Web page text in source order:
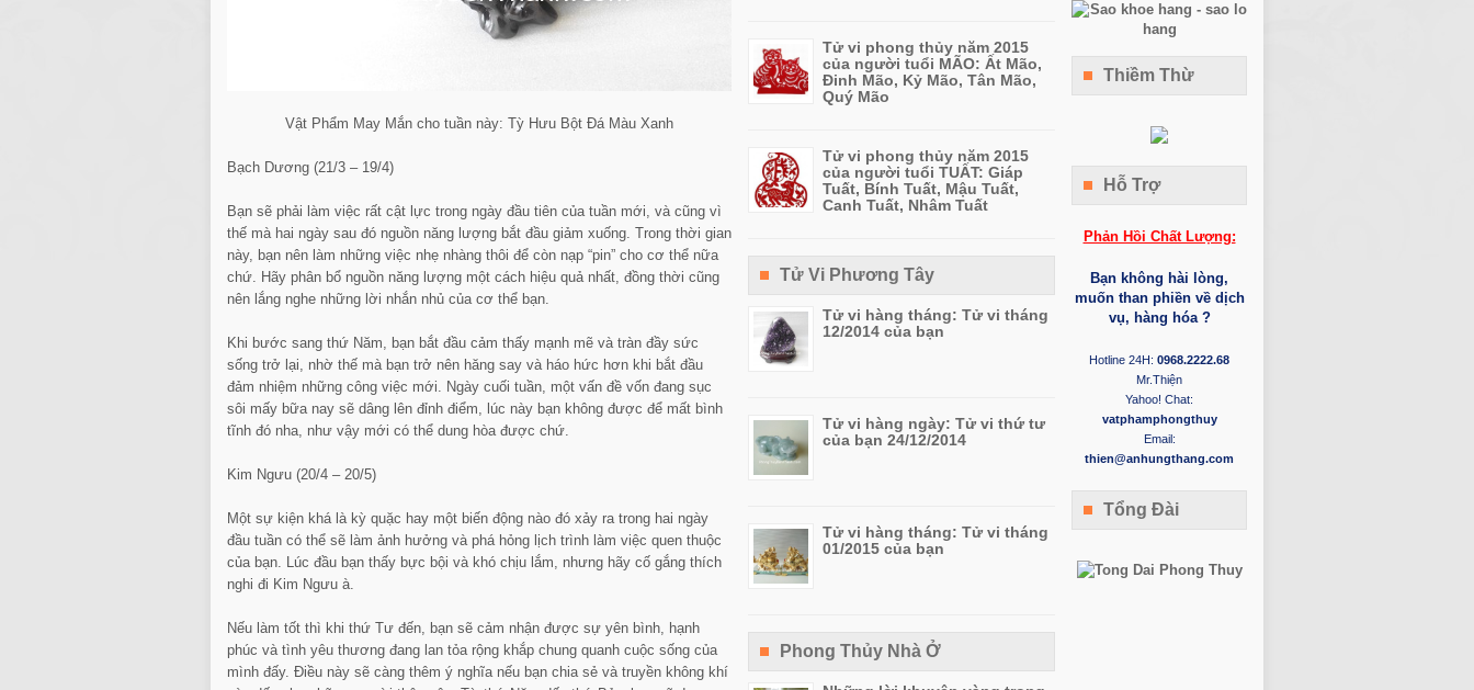
Vật Phẩm May Mắn cho tuần này: Tỳ Hưu Bột Đá Màu Xanh
Bạch Dương (21/3 – 19/4)
Bạn sẽ phải làm việc rất cật lực trong ngày đầu tiên của tuần mới, và cũng vì
thế mà hai ngày sau đó nguồn năng lượng bắt đầu giảm xuống. Trong thời gian
này, bạn nên làm những việc nhẹ nhàng thôi để còn nạp “pin” cho cơ thể nữa
chứ. Hãy phân bổ nguồn năng lượng một cách hiệu quả nhất, đồng thời cũng
nên lắng nghe những lời nhắn nhủ của cơ thể bạn.
Khi bước sang thứ Năm, bạn bắt đầu cảm thấy mạnh mẽ và tràn đầy sức
sống trở lại, nhờ thế mà bạn trở nên hăng say và háo hức hơn khi bắt đầu
đảm nhiệm những công việc mới. Ngày cuối tuần, một vấn đề vốn đang sục
sôi mấy bữa nay sẽ dâng lên đỉnh điểm, lúc này bạn không được để mất bình
tĩnh đó nha, như vậy mới có thể dung hòa được chứ.
Kim Ngưu (20/4 – 20/5)
Một sự kiện khá là kỳ quặc hay một biến động nào đó xảy ra trong hai ngày
đầu tuần có thể sẽ làm ảnh hưởng và phá hỏng lịch trình làm việc quen thuộc
của bạn. Lúc đầu bạn thấy bực bội và khó chịu lắm, nhưng hãy cố gắng thích
nghi đi Kim Ngưu à.
Nếu làm tốt thì khi thứ Tư đến, bạn sẽ cảm nhận được sự yên bình, hạnh
phúc và tình yêu thương đang lan tỏa rộng khắp chung quanh cuộc sống của
mình đấy. Điều này sẽ càng thêm ý nghĩa nếu bạn chia sẻ và truyền không khí
Tử vi phong thủy năm 2015
của người tuổi MÃO: Ất Mão,
Đinh Mão, Kỷ Mão, Tân Mão,
Quý Mão
Tử vi phong thủy năm 2015
của người tuổi TUẤT: Giáp
Tuất, Bính Tuất, Mậu Tuất,
Canh Tuất, Nhâm Tuất
Tử Vi Phương Tây
Tử vi hàng tháng: Tử vi tháng
12/2014 của bạn
Tử vi hàng ngày: Tử vi thứ tư
của bạn 24/12/2014
Tử vi hàng tháng: Tử vi tháng
01/2015 của bạn
Phong Thủy Nhà Ở
Thiềm Thừ
Hỗ Trợ
Phản Hồi Chất Lượng:
Bạn không hài lòng,
muốn than phiền về dịch
vụ, hàng hóa ?
Hotline 24H: 0968.2222.68
Mr.Thiện
Yahoo! Chat:
vatphamphongthuy
Email:
thien@anhungthang.com
Tổng Đài